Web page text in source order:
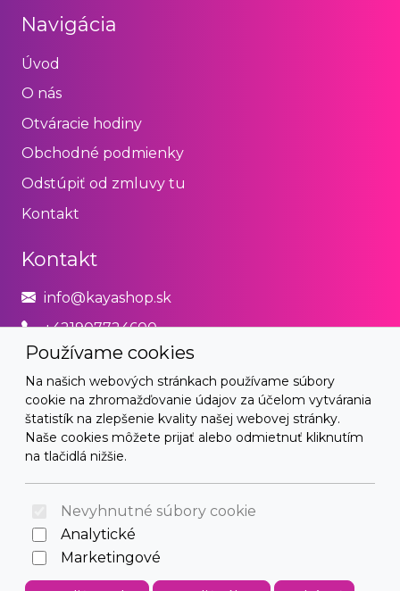
Používame cookies
Na našich webových stránkach používame súbory
cookie na zhromažďovanie údajov za účelom vytvárania
štatistík na zlepšenie kvality našej webovej stránky.
Naše cookies môžete prijať alebo odmietnuť kliknutím
na tlačidlá nižšie.
Nevyhnutné súbory cookie
Analytické
Marketingové
Navigácia
Úvod
O nás
Otváracie hodiny
Obchodné podmienky
Odstúpiť od zmluvy tu
Kontakt
Kontakt
info@kayashop.sk
+421907724600
Právne
Obchodné podmienky
Zásady používania cookies
© 2026 Arrabella s.r.o., mayabella s.r.o., Všetky práva
vyhradené.